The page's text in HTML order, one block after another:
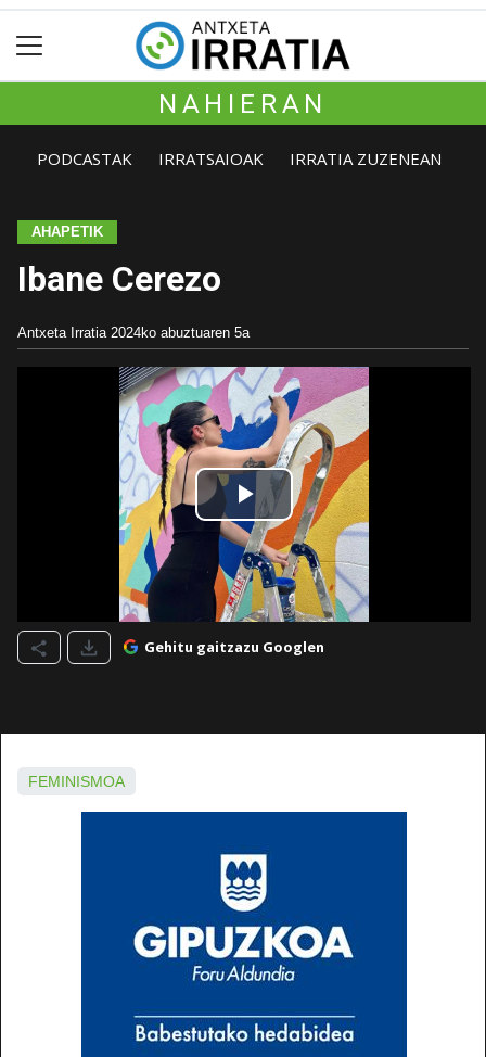
NAHIERAN
PODCASTAK IRRATSAIOAK IRRATIA ZUZENEAN
AHAPETIK
Ibane Cerezo
Antxeta Irratia 2024ko abuztuaren 5a
Gehitu gaitzazu Googlen
FEMINISMOA